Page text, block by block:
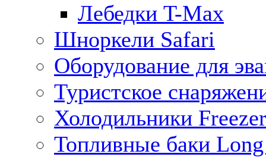
Лебедки T-Max
Шноркели Safari
Оборудование для
Туристское
Холодильники
Топливные баки